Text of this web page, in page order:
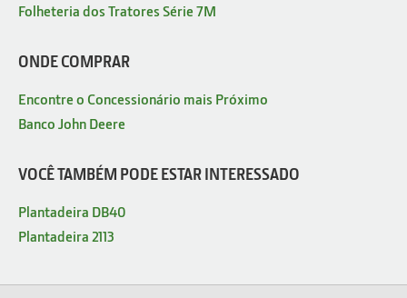
Folheteria dos Tratores Série 7M
ONDE COMPRAR
Encontre o Concessionário mais Próximo
Banco John Deere
VOCÊ TAMBÉM PODE ESTAR INTERESSADO
Plantadeira DB40
Plantadeira 2113